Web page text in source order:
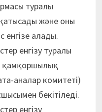
туралы
және оны
енгізе алады.
енгізу туралы
қамқоршылық
аналар комитеті)
бекітіледі.
енгізу